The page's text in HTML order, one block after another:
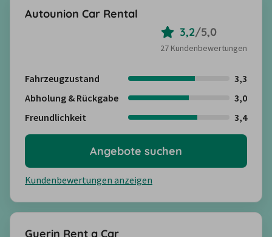
Autounion Car Rental
3,2/5,0
27 Kundenbewertungen
Fahrzeugzustand
3,3
Abholung & Rückgabe
3,0
Freundlichkeit
3,4
Kundenbewertungen anzeigen
Angebote suchen
Guerin Rent a Car